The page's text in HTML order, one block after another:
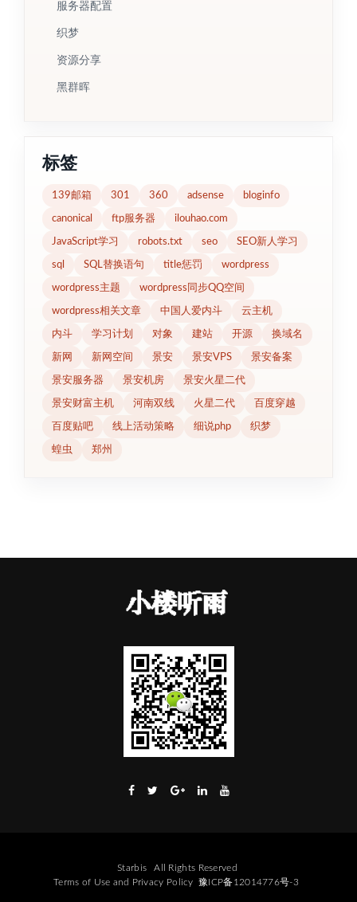
服务器配置
织梦
资源分享
黑群晖
标签
139邮箱 301 360 adsense bloginfo
canonical ftp服务器 ilouhao.com
JavaScript学习 robots.txt seo SEO新人学习
sql SQL替换语句 title惩罚 wordpress
wordpress主题 wordpress同步QQ空间
wordpress相关文章 中国人爱内斗 云主机
内斗 学习计划 对象 建站 开源 换域名
新网 新网空间 景安 景安VPS 景安备案
景安服务器 景安机房 景安火星二代
景安财富主机 河南双线 火星二代 百度穿越
百度贴吧 线上活动策略 细说php 织梦
蝗虫 郑州
Starbis
All Rights Reserved
Terms of Use and Privacy Policy 豫ICP备12014776号-3